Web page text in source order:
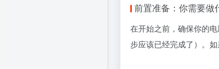
前置准备：你需要做
在开始之前，确保你的
步应该已经完成了）。